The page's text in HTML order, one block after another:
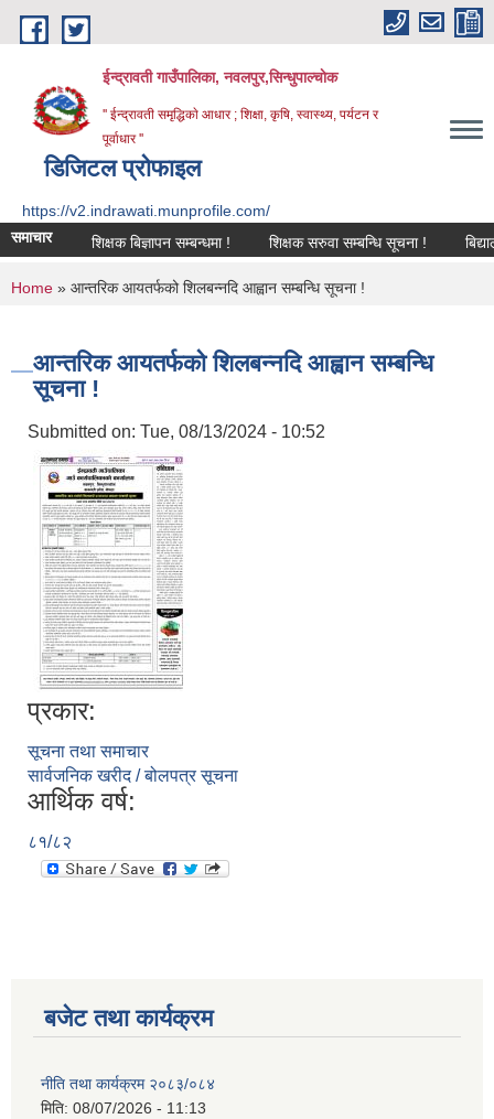
Skip to main content
ईन्द्रावती गाउँपालिका, नवलपुर,सिन्धुपाल्चाेक
'' ईन्द्रावती समृद्धिकाे आधार ; शिक्षा, कृषि, स्वास्थ्य, पर्यटन र
पूर्वाधार ''
डिजिटल प्रोफाइल
https://v2.indrawati.munprofile.com/
समाचार
शिक्षक बिज्ञापन सम्बन्धमा ! शिक्षक सरुवा सम्बन्धि सूचना !
You are here
Home » आन्तरिक आयतर्फको शिलबन्नदि आह्वान सम्बन्धि सूचना !
आन्तरिक आयतर्फको शिलबन्नदि आह्वान सम्बन्धि
सूचना !
Submitted on: Tue, 08/13/2024 - 10:52
प्रकार:
सूचना तथा समाचार
सार्वजनिक खरीद / बोलपत्र सूचना
आर्थिक वर्ष:
८१/८२
बजेट तथा कार्यक्रम
नीति तथा कार्यक्रम २०८३/०८४
मिति: 08/07/2026 - 11:13